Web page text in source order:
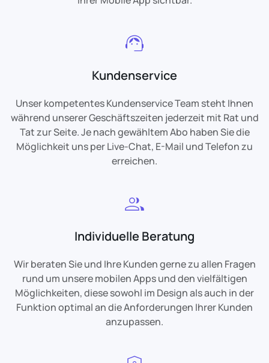
Kundenservice
Unser kompetentes Kundenservice Team steht Ihnen
während unserer Geschäftszeiten jederzeit mit Rat und
Tat zur Seite. Je nach gewähltem Abo haben Sie die
Möglichkeit uns per Live-Chat, E-Mail und Telefon zu
erreichen.
Individuelle Beratung
Wir beraten Sie und Ihre Kunden gerne zu allen Fragen
rund um unsere mobilen Apps und den vielfältigen
Möglichkeiten, diese sowohl im Design als auch in der
Funktion optimal an die Anforderungen Ihrer Kunden
anzupassen.